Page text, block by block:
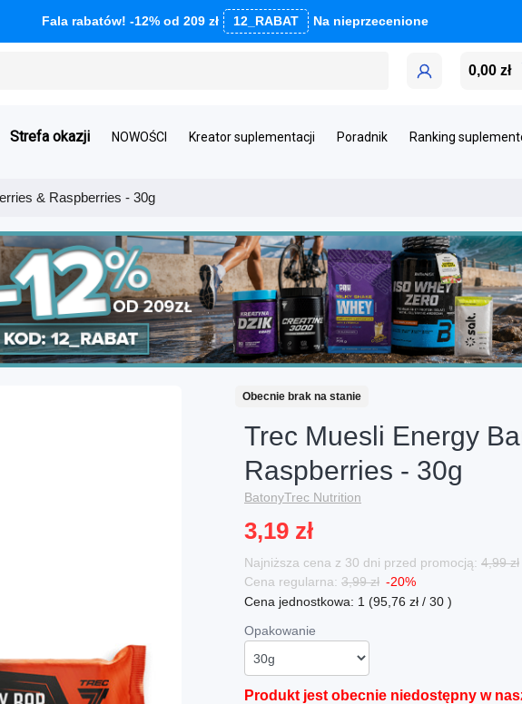
Fala rabatów! -12% od 209 zł 12_RABAT Na nieprzecenione
0,00 zł
Strefa okazji NOWOŚCI Kreator suplementacji Poradnik Ranking
& Raspberries - 30g
Obecnie brak na stanie
Trec Muesli Energy
Raspberries - 30g
BatonyTrec Nutrition
3,19 zł
Najniższa cena z 30 dni przed promocją: 4,99 zł
Cena regularna: 3,99 zł -20%
Cena jednostkowa: 1 (95,76 zł / 30 )
Opakowanie
Produkt jest obecnie niedostępny w